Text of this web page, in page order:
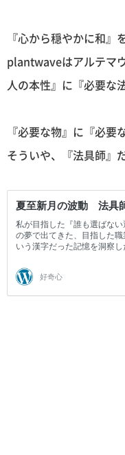
『心から穏やかに和』
plantwaveはアルテマ
人の本性』に『必要な
『必要な物』に『必要
そういや、『法具師』